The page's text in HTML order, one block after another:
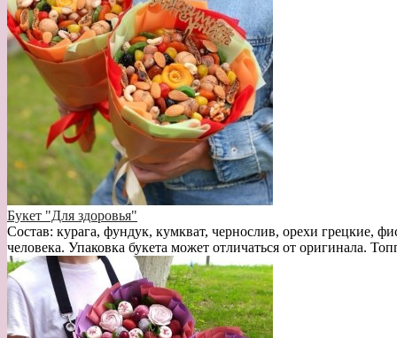
Букет "Для здоровья"
Состав: курага, фундук, кумкват, чернослив, орехи грецкие,
человека. Упаковка букета может отличаться от оригинала.